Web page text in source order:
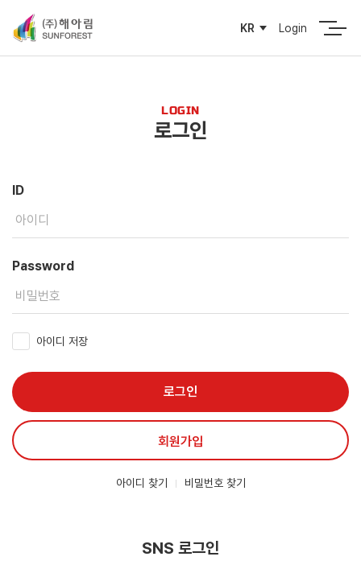
KR Login
LOGIN
로그인
ID
Password
아이디 저장
로그인
회원가입
아이디 찾기 비밀번호 찾기
SNS 로그인